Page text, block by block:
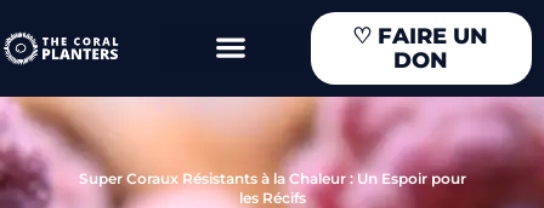
au
contenu
♡ FAIRE UN
DON
Super Coraux Résistants à la Chaleur : Un Espoir pour
les Récifs